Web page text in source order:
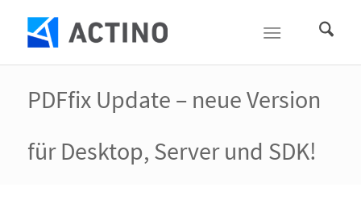
PDFfix Update – neue Version
für Desktop, Server und SDK!